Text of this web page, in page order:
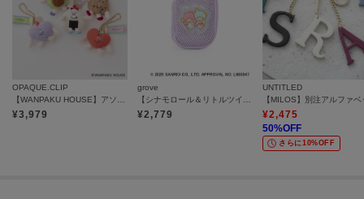
OPAQUE.CLIP
【WANPAKU HOUSE】アソートパペットチャーム
¥3,979
grove
【シナモロール＆リトルツインスターズ】メッシュチャームポーチ
¥2,779
UNTITLED
¥2,475
50%OFF
さらに10%OFF